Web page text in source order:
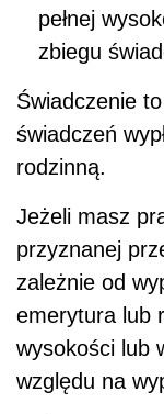
pełnej
zbiegu
Świadczenie
świadczeń
rodzinną.
Jeżeli masz
przyznanej
zależnie od
emerytura lub
wysokości lub
względu na